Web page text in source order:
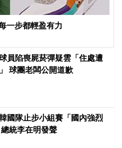
一步都輕盈有力
員陷喪屍菸彈疑雲「住處遭
球團老闆公開道歉
國隊止步小組賽「國內強烈
統李在明發聲